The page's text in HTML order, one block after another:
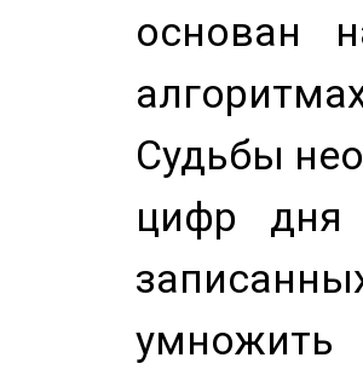
основан
Судьбы
цифр дня